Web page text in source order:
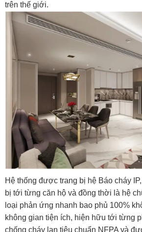
trên thế giới.
Hệ thống được trang bị hệ Báo cháy
bị tới từng căn hộ và đồng thời là hệ
loại phản ứng nhanh bao phủ 100%
không gian tiện ích, hiện hữu tới từng
chống cháy lan tiêu chuẩn NFPA và